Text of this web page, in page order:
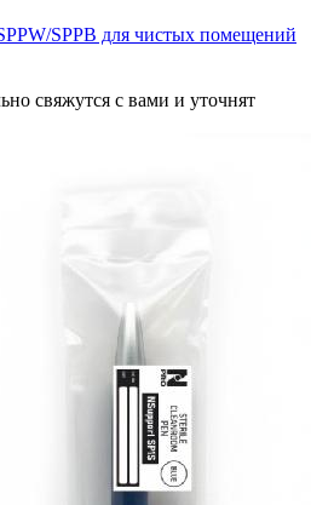
SPPB для чистых помещений
свяжутся с вами и уточнят